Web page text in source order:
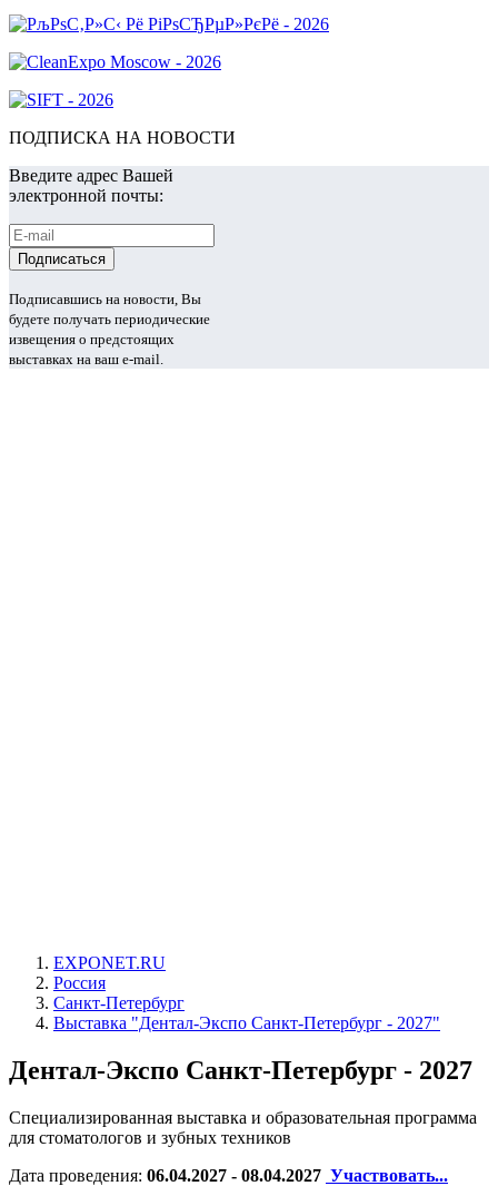
ПОДПИСКА НА НОВОСТИ
Введите адрес Вашей
электронной почты:
Подписавшись на новости, Вы
будете получать периодические
извещения о предстоящих
выставках на ваш e-mail.
EXPONET.RU
Россия
Санкт-Петербург
Выставка "Дентал-Экспо Санкт-Петербург - 2027"
Дентал-Экспо Санкт-Петербург - 2027
Специализированная выставка и образовательная программа
для стоматологов и зубных техников
Дата проведения: 06.04.2027 - 08.04.2027 Участвовать...